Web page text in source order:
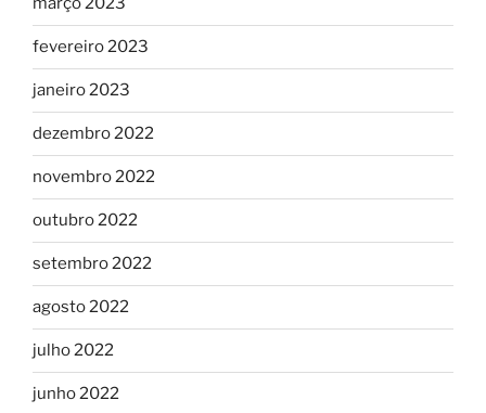
fevereiro 2023
janeiro 2023
dezembro 2022
novembro 2022
outubro 2022
setembro 2022
agosto 2022
julho 2022
junho 2022